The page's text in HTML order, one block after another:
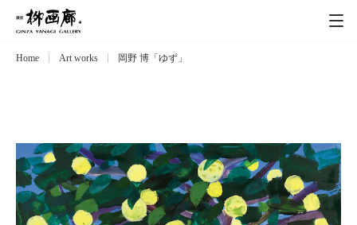
Exhibitions
Artists
Art works 作品一覧
Home Art works 岡野 博「ゆず」